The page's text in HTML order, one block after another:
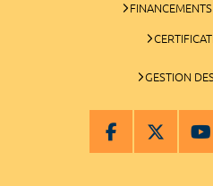
GESTION